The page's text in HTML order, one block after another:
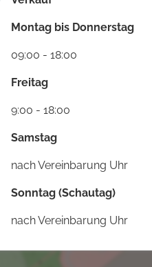
Montag bis Donnerstag
09:00 - 18:00
Freitag
9:00 - 18:00
Samstag
nach Vereinbarung Uhr
Sonntag (Schautag)
nach Vereinbarung Uhr